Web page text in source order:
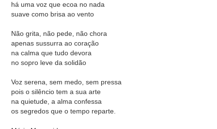
há uma voz que ecoa no nada
suave como brisa ao vento
Não grita, não pede, não chora
apenas sussurra ao coração
na calma que tudo devora
no sopro leve da solidão
Voz serena, sem medo, sem pressa
pois o silêncio tem a sua arte
na quietude, a alma confessa
os segredos que o tempo reparte.